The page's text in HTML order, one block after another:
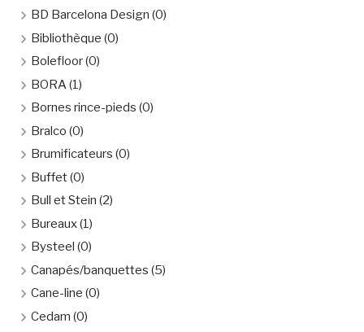
BD Barcelona Design (0)
Bibliothèque (0)
Bolefloor(0)
BORA (1)
Bornes rince-pieds (0)
Bralco (0)
Brumificateurs (0)
Buffet(0)
Bull et Stein (2)
Bureaux(1)
Bysteel (0)
Canapés/banquettes (5)
Cane-line (0)
Cedam (0)